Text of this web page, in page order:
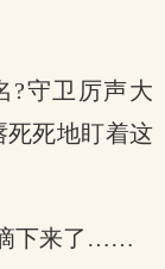
?守卫厉声大
死死地盯着这
下来了……